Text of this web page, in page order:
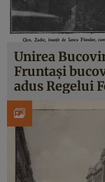
Unirea
Fruntași
adus Regelui